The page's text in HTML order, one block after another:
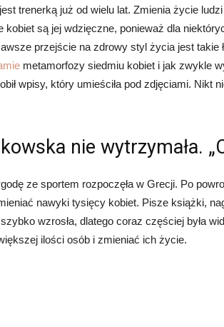
trenerką już od wielu lat. Zmienia życie
kobiet są jej wdzięczne, ponieważ dla
przejście na zdrowy styl życia jest takie
metamorfozy siedmiu kobiet i jak zwykle
wpisy, który umieściła pod zdjęciami. Nikt
nie wytrzymała.
ze sportem rozpoczęła w Grecji. Po
nawyki tysięcy kobiet. Pisze książki,
wzrosła, dlatego coraz częściej była
ilości osób i zmieniać ich życie.